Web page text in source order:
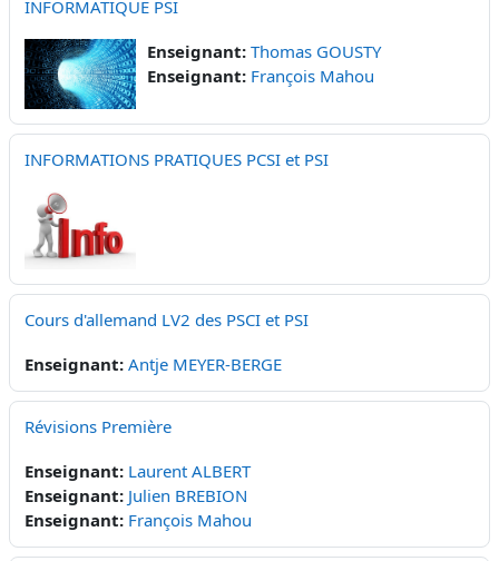
INFORMATIQUE PSI
Enseignant: Thomas GOUSTY
Enseignant: François Mahou
INFORMATIONS PRATIQUES PCSI et PSI
Cours d'allemand LV2 des PSCI et PSI
Enseignant: Antje MEYER-BERGE
Révisions Première
Enseignant: Laurent ALBERT
Enseignant: Julien BREBION
Enseignant: François Mahou